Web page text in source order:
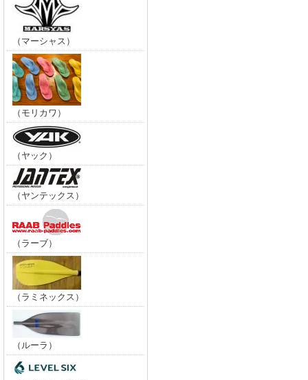
（マーシャス）
（モリカワ）
（ヤック）
（ヤンテックス）
（ラーブ）
（ラミネックス）
（ルーラ）